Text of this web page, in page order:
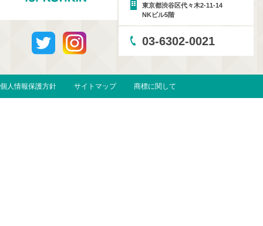
東京都渋谷区代々木2-11-14
NKビル5階
03-6302-0021
個人情報保護方針 サイトマップ 商標に関して